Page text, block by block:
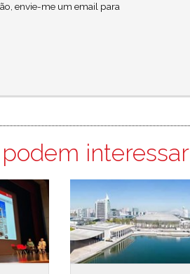
envie-me um email para
interessar